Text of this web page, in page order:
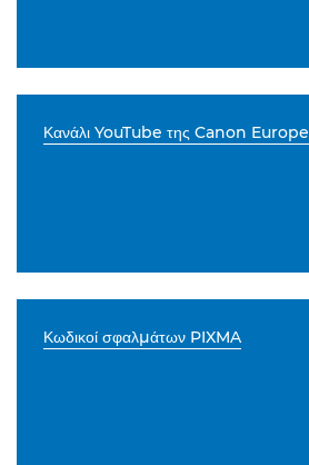
Κανάλι YouTube της Canon Europe
Κωδικοί σφαλμάτων PIXMA